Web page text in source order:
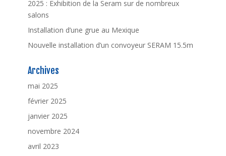
2025 : Exhibition de la Seram sur de nombreux
salons
Installation d’une grue au Mexique
Nouvelle installation d’un convoyeur SERAM 15.5m
Archives
mai 2025
février 2025
janvier 2025
novembre 2024
avril 2023